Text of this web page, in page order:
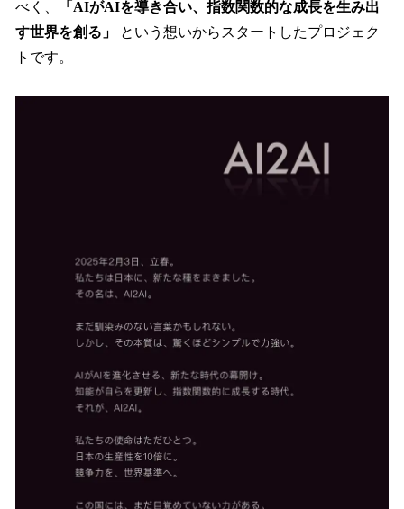
べく、
「AIがAIを導き合い、指数関数的な成長を生み出
す世界を創る」
という想いからスタートしたプロジェク
トです。